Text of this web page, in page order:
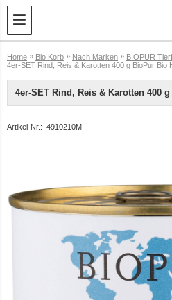
Home » Bio Korb » Nach Marken » BIOPUR
4er-SET Rind, Reis & Karotten 400 g BioPur Bio
4er-SET Rind, Reis & Karotten 400
Artikel-Nr.: 4910210M